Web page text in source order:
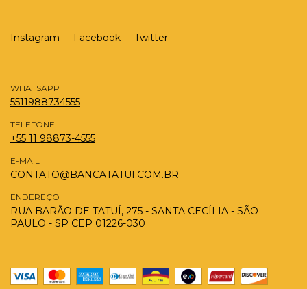
Instagram Facebook Twitter
WHATSAPP
5511988734555
TELEFONE
+55 11 98873-4555
E-MAIL
CONTATO@BANCATATUI.COM.BR
ENDEREÇO
RUA BARÃO DE TATUÍ, 275 - SANTA CECÍLIA - SÃO
PAULO - SP CEP 01226-030